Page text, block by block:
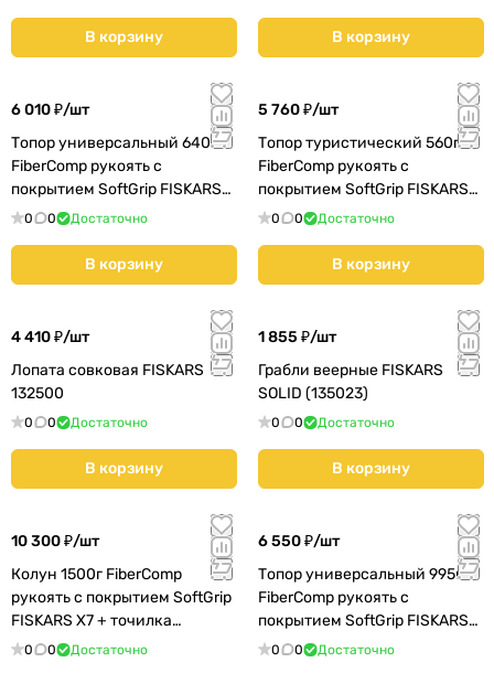
В корзину В корзину
6 010 ₽/шт
Топор универсальный 640г
FiberComp рукоять с
покрытием SoftGrip FISKARS
X7-XS кованый (1015618)
0 0 Достаточно
В корзину
5 760 ₽/шт
Топор туристический 560г
FiberComp рукоять с
покрытием SoftGrip FISKARS
X5-XXS кованый
0 0 Достаточно
В корзину
4 410 ₽/шт
Лопата совковая FISKARS
132500
0 0 Достаточно
В корзину
1 855 ₽/шт
Грабли веерные FISKARS
SOLID (135023)
0 0 Достаточно
В корзину
10 300 ₽/шт
Колун 1500г FiberComp
рукоять с покрытием SoftGrip
FISKARS Х7 + точилка
кованый (1020182)
0 0 Достаточно
6 550 ₽/шт
Топор универсальный 995г
FiberComp рукоять с
покрытием SoftGrip FISKARS
X10-S кованый (1015619)
0 0 Достаточно